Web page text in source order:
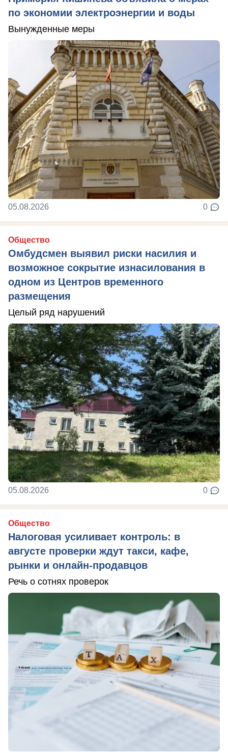
по экономии электроэнергии и воды
Вынужденные меры
05.08.2026 0
Общество
Омбудсмен выявил риски насилия и
возможное сокрытие изнасилования в
одном из Центров временного
размещения
Целый ряд нарушений
05.08.2026 0
Общество
Налоговая усиливает контроль: в
августе проверки ждут такси, кафе,
рынки и онлайн-продавцов
Речь о сотнях проверок